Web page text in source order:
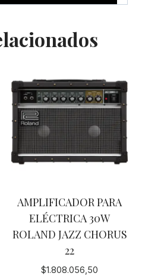
AMPLIFICADOR PARA
ELÉCTRICA 30W
ROLAND JAZZ CHORUS
22
$1.808.056,50